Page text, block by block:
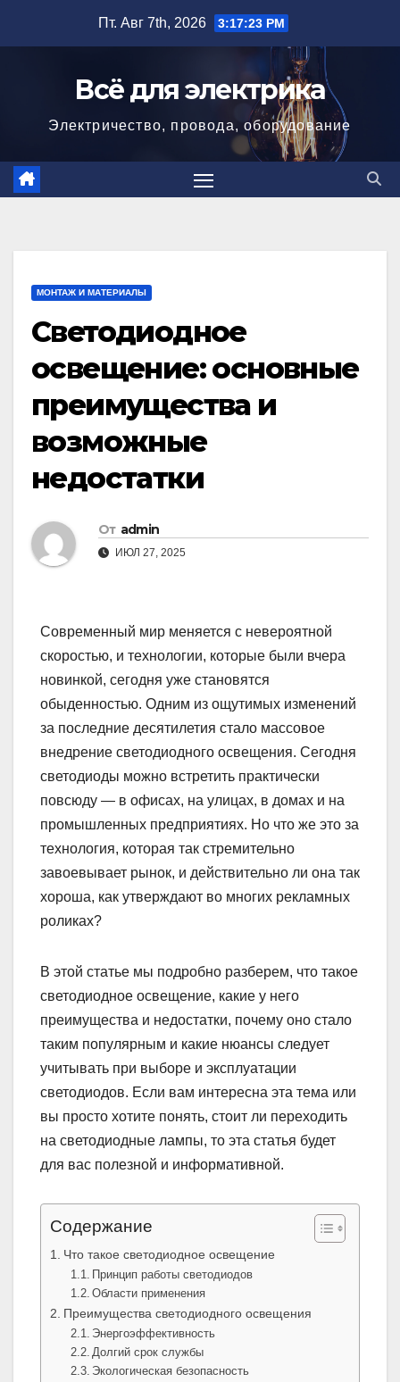
Пт. Авг 7th, 2026 3:17:25 PM
Всё для электрика
Электричество, провода, оборудование
МОНТАЖ И МАТЕРИАЛЫ
Светодиодное
освещение: основные
преимущества и
возможные
недостатки
От admin
ИЮЛ 27, 2025
Современный мир меняется с невероятной
скоростью, и технологии, которые были вчера
новинкой, сегодня уже становятся
обыденностью. Одним из ощутимых изменений
за последние десятилетия стало массовое
внедрение светодиодного освещения. Сегодня
светодиоды можно встретить практически
повсюду — в офисах, на улицах, в домах и на
промышленных предприятиях. Но что же это за
технология, которая так стремительно
завоевывает рынок, и действительно ли она так
хороша, как утверждают во многих рекламных
роликах?
В этой статье мы подробно разберем, что такое
светодиодное освещение, какие у него
преимущества и недостатки, почему оно стало
таким популярным и какие нюансы следует
учитывать при выборе и эксплуатации
светодиодов. Если вам интересна эта тема или
вы просто хотите понять, стоит ли переходить
на светодиодные лампы, то эта статья будет
для вас полезной и информативной.
Содержание
Что такое светодиодное освещение
Принцип работы светодиодов
Области применения
Преимущества светодиодного освещения
Энергоэффективность
Долгий срок службы
Экологическая безопасность